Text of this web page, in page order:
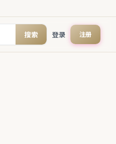
搜索 登录 注册